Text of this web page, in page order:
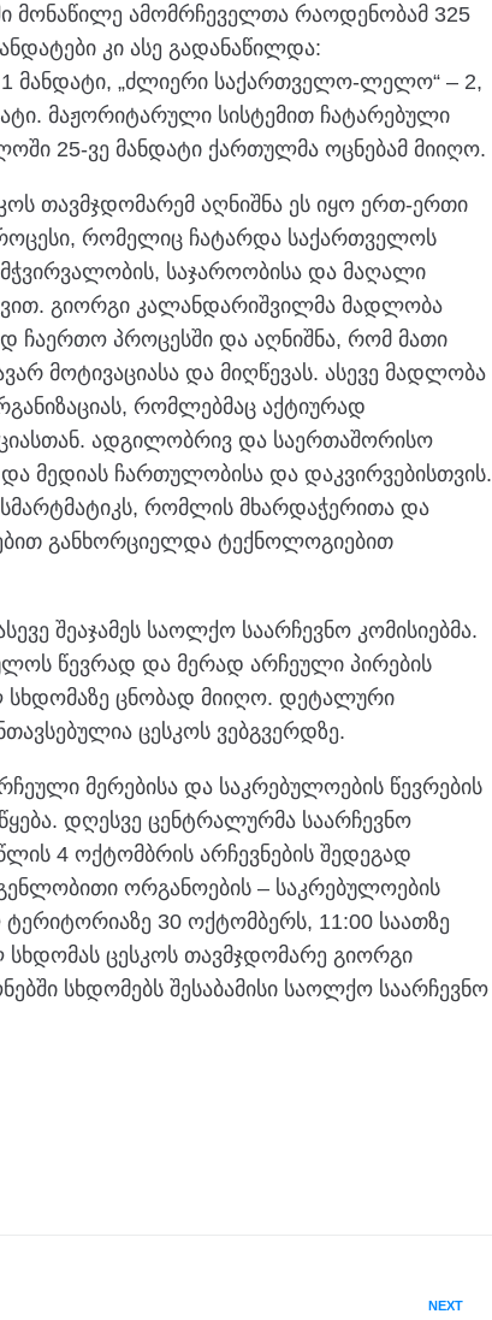
მონაწილე ამომრჩეველთა რაოდენობამ 325
კი ასე გადანაწილდა:
მანდატი, „ძლიერი საქართველო-ლელო“ – 2,
მაჟორიტარული სისტემით ჩატარებული
25-ვე მანდატი ქართულმა ოცნებამ მიიღო.
თავმჯდომარემ აღნიშნა ეს იყო ერთ-ერთი
რომელიც ჩატარდა საქართველოს
საჯაროობისა და მაღალი
გიორგი კალანდარიშვილმა მადლობა
ჩაერთო პროცესში და აღნიშნა, რომ მათი
მოტივაციასა და მიღწევას. ასევე მადლობა
რომლებმაც აქტიურად
ადგილობრივ და საერთაშორისო
მედიას ჩართულობისა და დაკვირვებისთვის.
რომლის მხარდაჭერითა და
განხორციელდა ტექნოლოგიებით
შეაჯამეს საოლქო საარჩევნო კომისიებმა.
წევრად და მერად არჩეული პირების
სხდომაზე ცნობად მიიღო. დეტალური
ცესკოს ვებგვერდზე.
მერებისა და საკრებულოების წევრების
დღესვე ცენტრალურმა საარჩევნო
4 ოქტომბრის არჩევნების შედეგად
ორგანოების – საკრებულოების
30 ოქტომბერს, 11:00 საათზე
ცესკოს თავმჯდომარე გიორგი
სხდომებს შესაბამისი საოლქო საარჩევნო
NEXT